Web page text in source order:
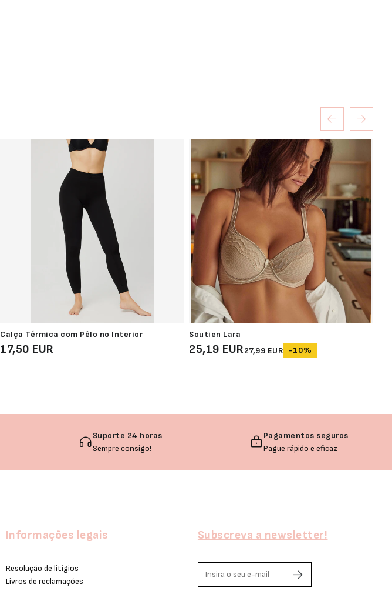
Calça Térmica com Pêlo no Interior
17,50 EUR
Soutien Lara
25,19 EUR27,99 EUR -10%
Suporte 24 horas
Sempre consigo!
Pagamentos seguros
Pague rápido e eficaz
Informações legais
Resolução de litígios
Livros de reclamações
Subscreva a newsletter!